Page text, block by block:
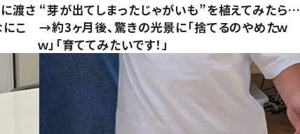
渡さ
こ
“芽が出てしまったじゃがいも”を植えてみたら…
→約3ヶ月後、驚きの光景に「捨てるのやめたｗ
ｗ」「育ててみたいです！」